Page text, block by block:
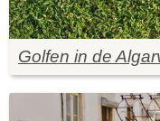
Golfen in de